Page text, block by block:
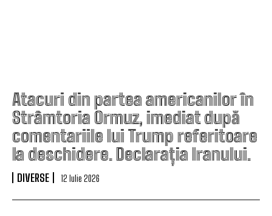
Atacuri din partea americanilor în
Strâmtoria Ormuz, imediat după
comentariile lui Trump referitoare
la deschidere. Declarația Iranului.
DIVERSE 12 Iulie 2026